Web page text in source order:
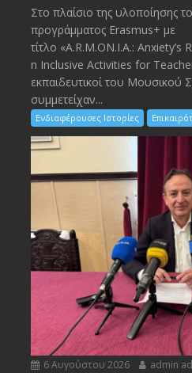
Στο πλαίσιο της υλοποίησης
προγράμματος Erasmus+ με
τίτλο «A.R.M.ON.I.A.:
n Inclusive Activities for
εκπαιδευτικοί του Μουσικού
συμμετείχαν...
Ενδιαφέρουσες Ιστορίες
6 Αυγούστου 2026 admin